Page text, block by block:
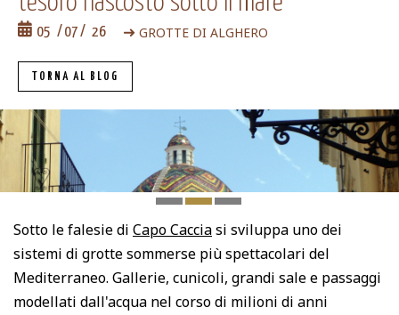
05 07 26 GROTTE DI ALGHERO
TORNA AL BLOG
Sotto le falesie di Capo Cacciasi sviluppa uno dei
sistemi di grotte sommerse più spettacolari del
Mediterraneo. Gallerie, cunicoli, grandi sale e passaggi
modellati dall'acqua nel corso di milioni di anni